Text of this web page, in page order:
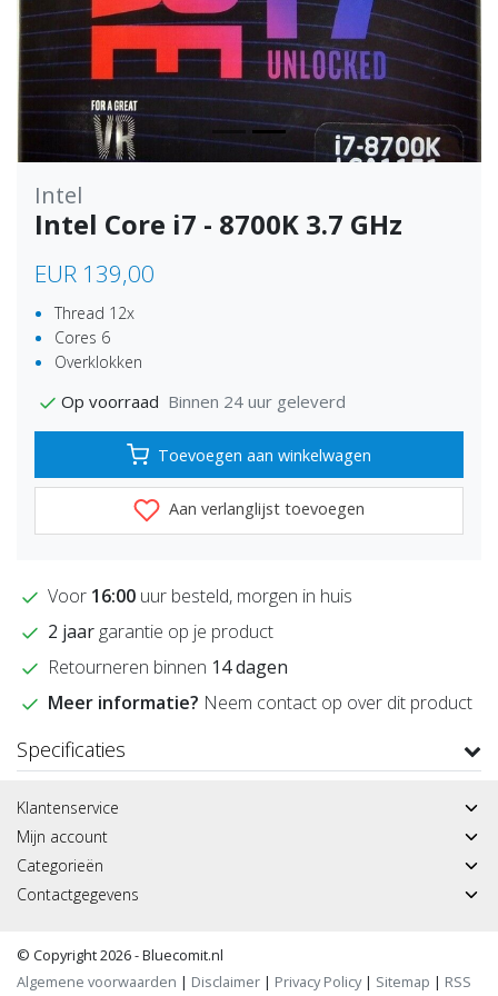
Intel
Intel Core i7 - 8700K 3.7 GHz
EUR 139,00
Thread 12x
Cores 6
Overklokken
Op voorraad Binnen 24 uur geleverd
Toevoegen aan winkelwagen
Aan verlanglijst toevoegen
Voor 16:00 uur besteld, morgen in huis
2 jaargarantie op je product
Retourneren binnen 14 dagen
Meer informatie? Neem contact op over dit product
Specificaties
Klantenservice
Mijn account
Categorieën
Contactgegevens
© Copyright 2026 - Bluecomit.nl
Algemene voorwaarden | Disclaimer | Privacy Policy| Sitemap | RSS